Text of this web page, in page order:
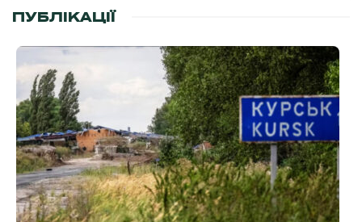
ПУБЛІКАЦІЇ